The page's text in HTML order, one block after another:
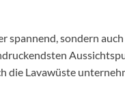
sondern
die Lavawüste